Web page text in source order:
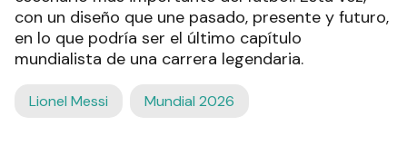
con un diseño que une pasado, presente y futuro,
en lo que podría ser el último capítulo
mundialista de una carrera legendaria.
Lionel Messi Mundial 2026